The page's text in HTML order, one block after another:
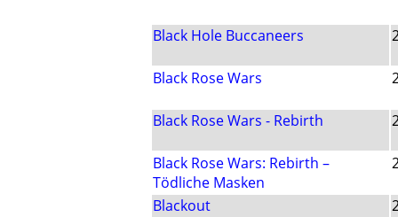
Black Hole Buccaneers
Black Rose Wars
Black Rose Wars - Rebirth
Black Rose Wars: Rebirth –
Tödliche Masken
Blackout